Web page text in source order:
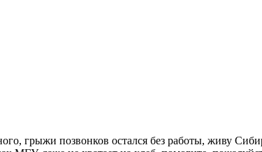
грыжи позвонков остался без работы, живу